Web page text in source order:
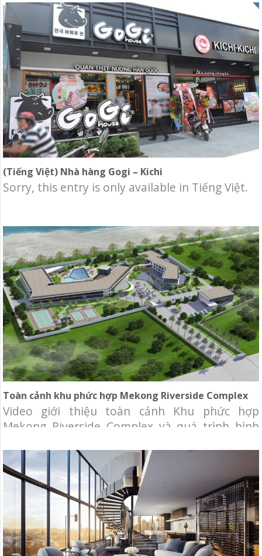
(Tiếng Việt) Nhà hàng Gogi – Kichi
Sorry, this entry is only available in Tiếng Việt.
Toàn cảnh khu phức hợp Mekong Riverside Complex
Video giới thiệu toàn cảnh Khu phức hợp
Mekong Riverside Complex và quá trình hình
Campuchia. Đây được chọn là công trình có kiến
trúc tiêu biểu 2016 tại Campuchia. Chủ đầu tư:
Ngân hàng Đầu tư và Phát triển Campuchia
(BIDC) Địa điểm: quận Neamchey, Phnompenh.